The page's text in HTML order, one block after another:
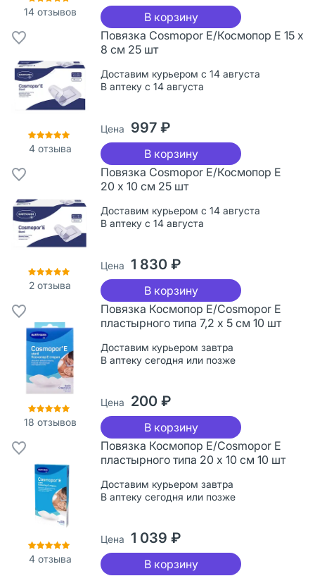
14отзывов В корзину
4отзыва
Повязка Cosmopor Е/Космопор Е 15 х
8 см 25 шт
Доставим курьером с 14 августа
В аптеку с 14 августа
Цена 997 ₽
В корзину
2 отзыва
Повязка Cosmopor Е/Космопор Е
20 х 10 см 25 шт
Доставим курьером с 14 августа
В аптеку с 14 августа
Цена 1 830 ₽
В корзину
18 отзывов
Повязка Космопор Е/Cosmopor Е
пластырного типа 7,2 х 5 см 10 шт
Доставим курьером завтра
В аптеку сегодня или позже
Цена 200 ₽
В корзину
4отзыва
Повязка Космопор Е/Cosmopor Е
пластырного типа 20 х 10 см 10 шт
Доставим курьером завтра
В аптеку сегодня или позже
Цена 1 039 ₽
В корзину